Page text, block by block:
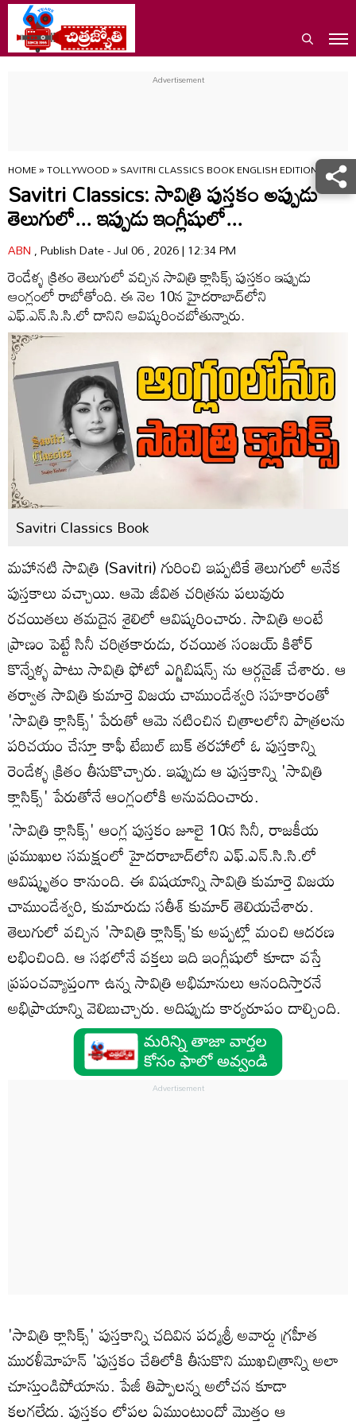
HOME»TOLLYWOOD»SAVITRI CLASSICS BOOK ENGLISH EDITION TO
Savitri Classics: సావిత్రి పుస్తకం అప్పుడు
తెలుగులో... ఇప్పుడు ఇంగ్లీషులో...
ABN, Publish Date - Jul 06 , 2026 | 12:34 PM
రెండేళ్ళ క్రితం తెలుగులో వచ్చిన సావిత్రి క్లాసిక్స్ పుస్తకం ఇప్పుడు
ఆంగ్లంలో రాబోతోంది. ఈ నెల 10న హైదరాబాద్‌లోని
ఎఫ్.ఎన్.సి.సి.లో దానిని ఆవిష్కరించబోతున్నారు.
Savitri Classics Book
మహానటి సావిత్రి (Savitri) గురించి ఇప్పటికే తెలుగులో అనేక
పుస్తకాలు వచ్చాయి. ఆమె జీవిత చరిత్రను పలువురు
రచయితలు తమదైన శైలిలో ఆవిష్కరించారు. సావిత్రి అంటే
ప్రాణం పెట్టే సినీ చరిత్రకారుడు, రచయిత సంజయ్‌ కిశోర్
కొన్నేళ్ళ పాటు సావిత్రి ఫోటో ఎగ్జిబిషన్స్ ను ఆర్గనైజ్ చేశారు. ఆ
తర్వాత సావిత్రి కుమార్తె విజయ చాముండేశ్వరి సహకారంతో
'సావిత్రి క్లాసిక్స్' పేరుతో ఆమె నటించిన చిత్రాలలోని పాత్రలను
పరిచయం చేస్తూ కాఫీ టేబుల్ బుక్ తరహాలో ఓ పుస్తకాన్ని
రెండేళ్ళ క్రితం తీసుకొచ్చారు. ఇప్పుడు ఆ పుస్తకాన్ని 'సావిత్రి
క్లాసిక్స్' పేరుతోనే ఆంగ్లంలోకి అనువదించారు.
'సావిత్రి క్లాసిక్స్' ఆంగ్ల పుస్తకం జూలై 10న సినీ, రాజకీయ
ప్రముఖుల సమక్షంలో హైదరాబాద్‌లోని ఎఫ్.ఎన్.సి.సి.లో
ఆవిష్కృతం కానుంది. ఈ విషయాన్ని సావిత్రి కుమార్తె విజయ
చాముండేశ్వరి, కుమారుడు సతీశ్‌ కుమార్ తెలియచేశారు.
తెలుగులో వచ్చిన 'సావిత్రి క్లాసిక్స్'కు అప్పట్లో మంచి ఆదరణ
లభించింది. ఆ సభలోనే వక్తలు ఇది ఇంగ్లీషులో కూడా వస్తే
ప్రపంచవ్యాప్తంగా ఉన్న సావిత్రి అభిమానులు ఆనందిస్తారనే
అభిప్రాయాన్ని వెలిబుచ్చారు. అదిప్పుడు కార్యరూపం దాల్చింది.
'సావిత్రి క్లాసిక్స్' పుస్తకాన్ని చదివిన పద్మశ్రీ అవార్డు గ్రహీత
మురళీమోహన్‌ 'పుస్తకం చేతిలోకి తీసుకొని ముఖచిత్రాన్ని అలా
చూస్తుండిపోయాను. పేజీ తిప్పాలన్న అలోచన కూడా
కలగలేదు. పుస్తకం లోపల ఏముంటుందో మొత్తం ఆ